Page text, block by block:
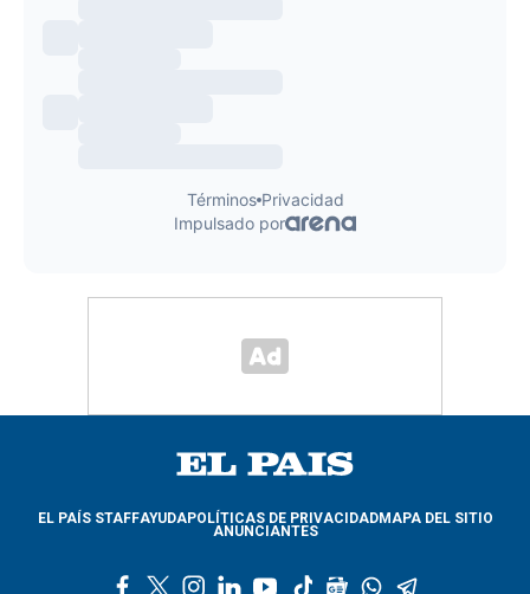
EL PAÍS STAFFAYUDAPOLÍTICAS DE PRIVACIDADMAPA DEL SITIO
ANUNCIANTES
l y t g w